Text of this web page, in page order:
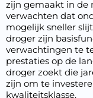
zijn gemaakt in de
verwachten dat
mogelijk sneller
droger zijn
verwachtingen te
prestaties op de
droger zoekt die
zijn om te
kwaliteitsklasse.